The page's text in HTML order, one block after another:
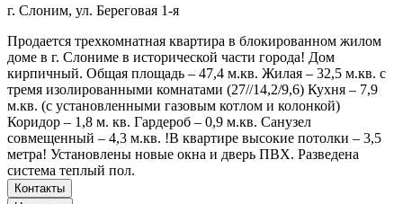
г. Слоним, ул. Береговая 1-я
Продается трехкомнатная квартира в блокированном жилом
доме в г. Слониме в исторической части города! Дом
кирпичный. Общая площадь – 47,4 м.кв. Жилая – 32,5 м.кв. с
тремя изолированными комнатами (27//14,2/9,6) Кухня – 7,9
м.кв. (с установленными газовым котлом и колонкой)
Коридор – 1,8 м. кв. Гардероб – 0,9 м.кв. Санузел
совмещенный – 4,3 м.кв. !В квартире высокие потолки – 3,5
метра! Установлены новые окна и дверь ПВХ. Разведена
система теплый пол.
Контакты